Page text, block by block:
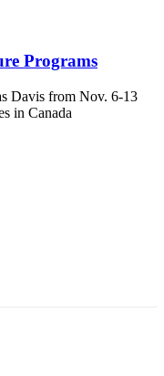
Programs
Davis from Nov. 6-13
in Canada